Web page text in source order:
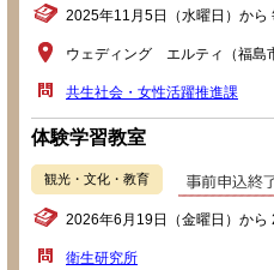
2025年11月5日（水曜日）から
ウェディング エルティ（福島
共生社会・女性活躍推進課
体験学習教室
観光・文化・教育
2026年6月19日（金曜日）から
衛生研究所